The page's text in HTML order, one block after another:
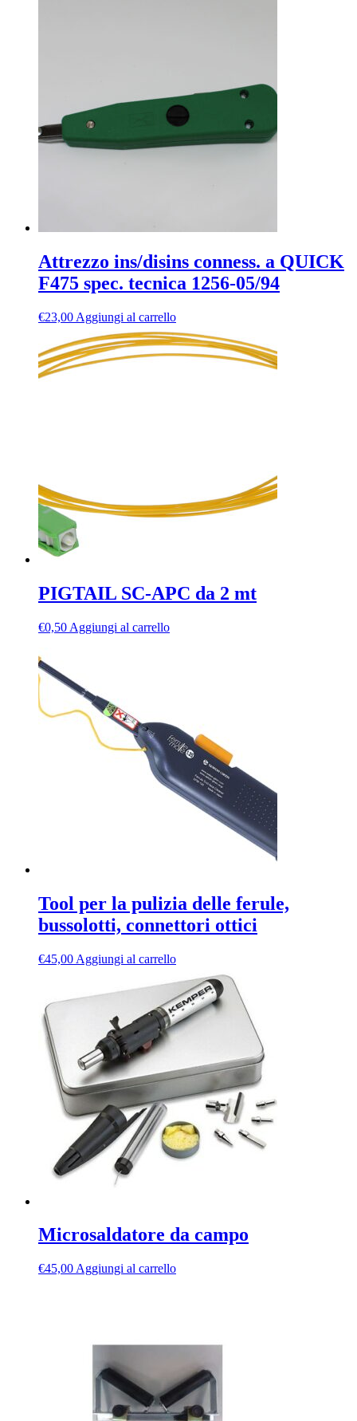
Attrezzo ins/disins conness. a QUICK
F475 spec. tecnica 1256-05/94
€23,00 Aggiungi al carrello
PIGTAIL SC-APC da 2 mt
€0,50 Aggiungi al carrello
Tool per la pulizia delle ferule,
bussolotti, connettori ottici
€45,00 Aggiungi al carrello
Microsaldatore da campo
€45,00 Aggiungi al carrello